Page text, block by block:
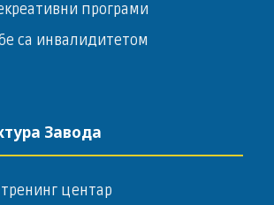
програми
са инвалидитетом
Завода
центар